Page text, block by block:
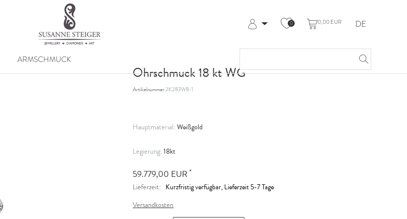
Registrieren
Hilfe & Kontakt
0 0,00 EUR DE
ARMSCHMUCK
Ohrschmuck 18 kt WG
Artikelnummer2K283W8-1
Hauptmaterial: Weißgold
Legierung: 18kt
59.779,00 EUR *
Lieferzeit: Kurzfristig verfügbar, Lieferzeit 5-7 Tage
Versandkosten